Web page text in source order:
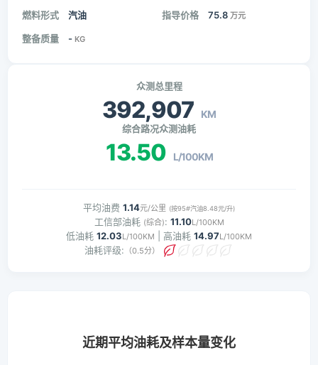
燃料形式 汽油 指导价格 75.8 万元
整备质量 - KG
众测总里程
392,907 KM
综合路况众测油耗
13.50 L/100KM
平均油费 1.14元/公里 (按95#汽油8.48元/升)
工信部油耗 (综合): 11.10L/100KM
低油耗 12.03L/100KM | 高油耗 14.97L/100KM
油耗评级: （0.5分）